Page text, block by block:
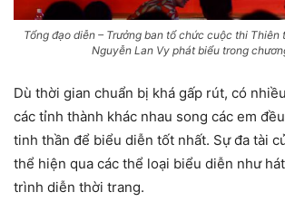
Tổng đạo diễn – Trưởng ban tổ chức cuộc thi Thiên
Nguyễn Lan Vy phát biểu trong
Dù thời gian chuẩn bị khá gấp rút, có
các tỉnh thành khác nhau song các em
tinh thần để biểu diễn tốt nhất. Sự đa tài
thể hiện qua các thể loại biểu diễn như
trình diễn thời trang.